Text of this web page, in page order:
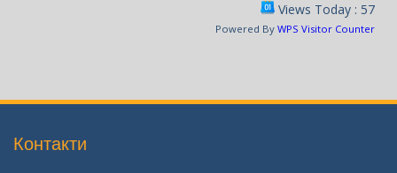
Views Today : 57
Powered By WPS Visitor Counter
Контакти